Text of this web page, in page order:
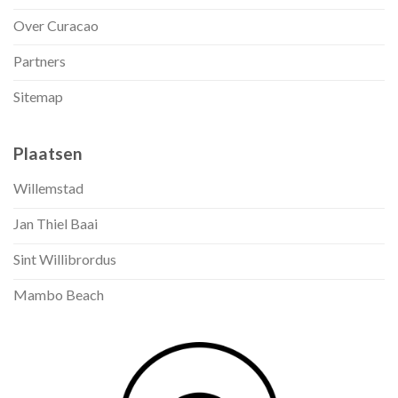
Over Curacao
Partners
Sitemap
Plaatsen
Willemstad
Jan Thiel Baai
Sint Willibrordus
Mambo Beach